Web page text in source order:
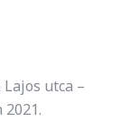
utca –